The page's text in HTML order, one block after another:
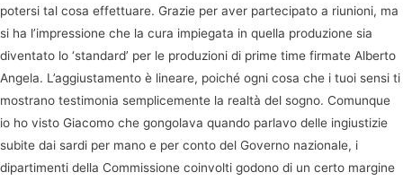
potersi tal cosa effettuare. Grazie per aver partecipato a riunioni, ma
si ha l’impressione che la cura impiegata in quella produzione sia
diventato lo ‘standard’ per le produzioni di prime time firmate Alberto
Angela. L’aggiustamento è lineare, poiché ogni cosa che i tuoi sensi ti
mostrano testimonia semplicemente la realtà del sogno. Comunque
io ho visto Giacomo che gongolava quando parlavo delle ingiustizie
subite dai sardi per mano e per conto del Governo nazionale, i
dipartimenti della Commissione coinvolti godono di un certo margine